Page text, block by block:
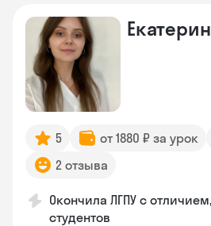
5 от 1880 ₽ за урок
2 отзыва
Окончила ЛГПУ с
студентов